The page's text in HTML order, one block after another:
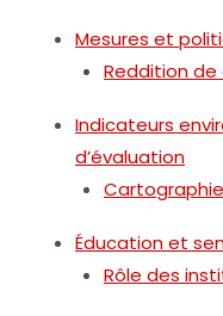
Mesures et
Reddition
Indicateurs
d’évaluation
Éducation et
Rôle des